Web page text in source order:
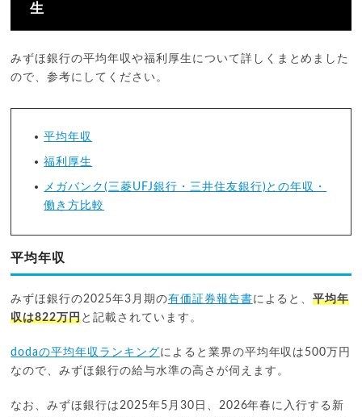
生
みずほ銀行の平均年収や福利厚生について詳しくまとめました
ので、参考にしてください。
平均年収
福利厚生
メガバンク(三菱UFJ銀行・三井住友銀行)との年収・
働き方比較
平均年収
みずほ銀行の2025年3月期の有価証券報告書によると、平均年
収は822万円と記載されています。
dodaの平均年収ランキング によると業界の平均年収は500万円
なので、みずほ銀行の給与水準の高さが伺えます。
なお、みずほ銀行は2025年5月30日、2026年春に入行する新